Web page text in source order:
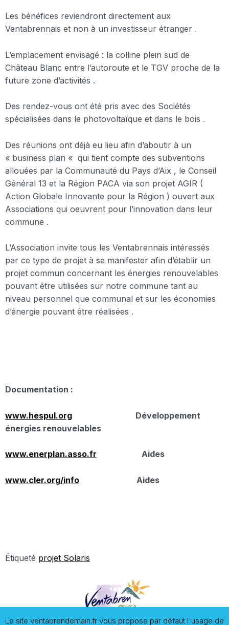
Les bénéfices reviendront directement aux
Ventabrennais et non à un investisseur étranger .
L’emplacement envisagé : la colline plein sud de
Château Blanc entre l’autoroute et le TGV proche de la
future zone d’activités .
Des rendez-vous ont été pris avec des Sociétés
spécialisées dans le photovoltaïque et dans le bois .
Des réunions ont déjà eu lieu afin d’aboutir à un
« business plan « qui tient compte des subventions
allouées par la Communauté du Pays d’Aix , le Conseil
Général 13 et la Région PACA via son projet AGIR (
Action Globale Innovante pour la Région ) ouvert aux
Associations qui oeuvrent pour l’innovation dans leur
commune .
L’Association invite tous les Ventabrennais intéressés
par ce type de projet à se manifester afin d’établir un
projet commun concernant les énergies renouvelables
pouvant être utilisées sur notre commune tant au
niveau personnel que communal et sur les économies
d’énergie pouvant être réalisées .
Documentation :
www.hespul.org Développement
énergies renouvelables
www.enerplan.asso.fr Aides
www.cler.org/info Aides
Étiqueté projet Solaris
Le site ventabrendemain.fr vous propose par défaut l'usage de